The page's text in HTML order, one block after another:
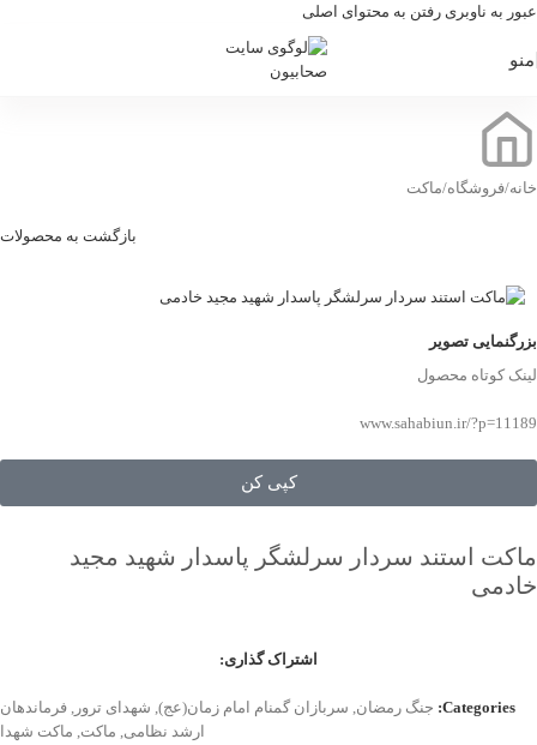
عبور به ناوبری رفتن به محتوای اصلی
منو
خانه/فروشگاه/ماکت
بازگشت به محصولات
بزرگنمایی تصویر
لینک کوتاه محصول
www.sahabiun.ir/?p=11189
کپی کن
ماکت استند سردار سرلشگر پاسدار شهید مجید
خادمی
اشتراک گذاری:
Categories: جنگ رمضان, سربازان گمنام امام زمان(عج), شهدای ترور , فرماندهان
ارشد نظامی, ماکت, ماکت شهدا